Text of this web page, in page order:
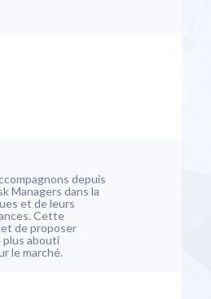
depuis
Managers dans la
et de leurs
Cette
de proposer
plus abouti
le marché.